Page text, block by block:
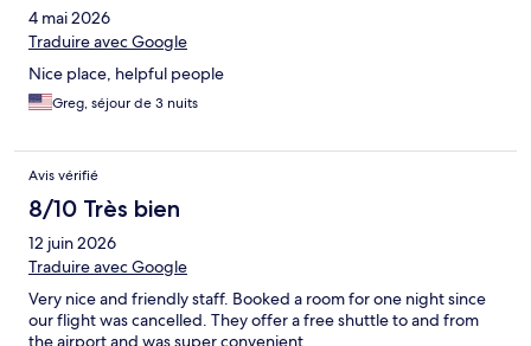
4 mai 2026
Traduire avec Google
Nice place, helpful people
Greg, séjour de 3 nuits
Avis vérifié
8/10 Très bien
12 juin 2026
Traduire avec Google
Very nice and friendly staff. Booked a room for one night since
our flight was cancelled. They offer a free shuttle to and from
the airport and was super convenient